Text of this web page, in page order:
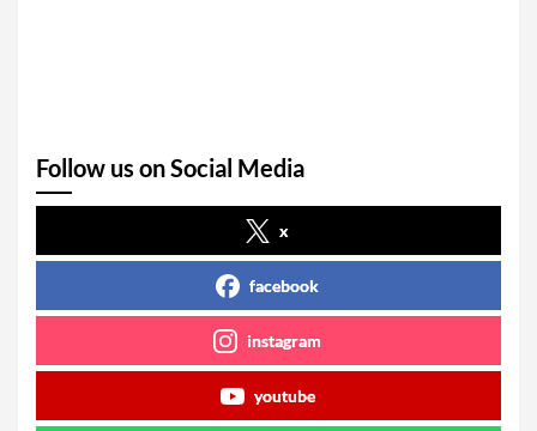
Follow us on Social Media
x
facebook
instagram
youtube